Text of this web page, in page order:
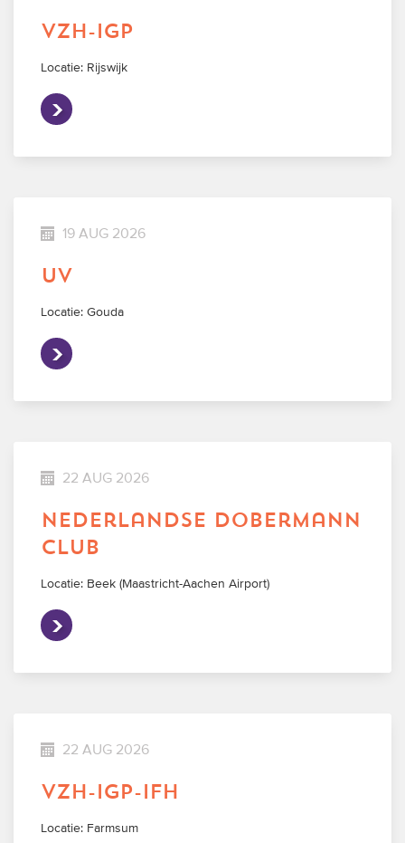
vzh-igp
Locatie: Rijswijk
19 AUG 2026
uv
Locatie: Gouda
22 AUG 2026
nederlandse dobermann
club
Locatie: Beek (Maastricht-Aachen Airport)
22 AUG 2026
vzh-igp-ifh
Locatie: Farmsum